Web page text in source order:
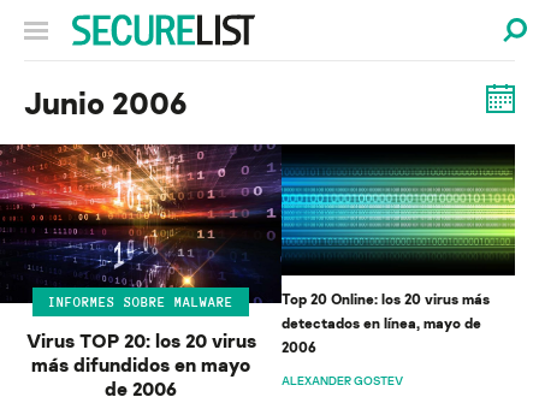
Junio 2006
INFORMES SOBRE MALWARE
Virus TOP 20: los 20 virus
más difundidos en mayo
de 2006
Top 20 Online: los 20 virus más
detectados en línea, mayo de
2006
ALEXANDER GOSTEV